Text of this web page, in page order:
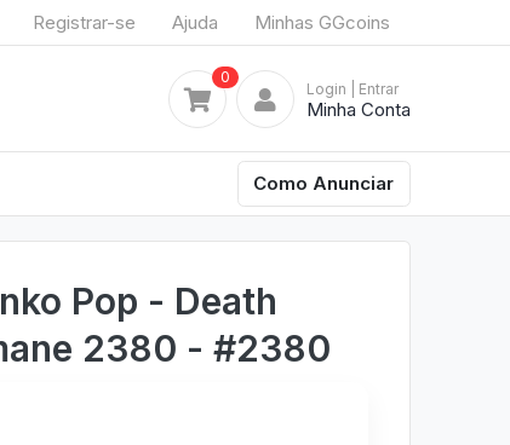
Registrar-se Ajuda Minhas GGcoins
0
Login | Entrar
Minha Conta
Como Anunciar
Pop - Death
2380 - #2380